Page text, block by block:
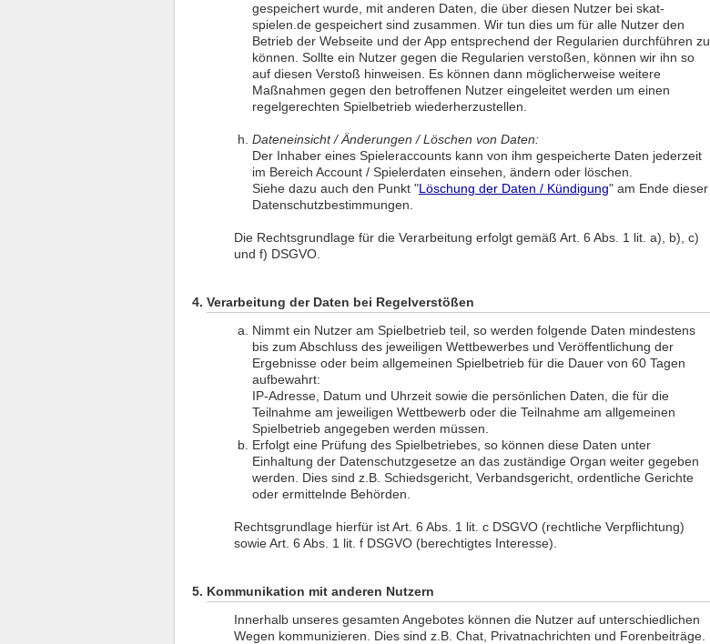
gespeichert wurde, mit anderen Daten, die über diesen Nutzer bei skat-
spielen.de gespeichert sind zusammen. Wir tun dies um für alle Nutzer den
Betrieb der Webseite und der App entsprechend der Regularien durchführen zu
können. Sollte ein Nutzer gegen die Regularien verstoßen, können wir ihn so
auf diesen Verstoß hinweisen. Es können dann möglicherweise weitere
Maßnahmen gegen den betroffenen Nutzer eingeleitet werden um einen
regelgerechten Spielbetrieb wiederherzustellen.
Dateneinsicht / Änderungen / Löschen von Daten:
Der Inhaber eines Spieleraccounts kann von ihm gespeicherte Daten jederzeit
im Bereich Account / Spielerdaten einsehen, ändern oder löschen.
Siehe dazu auch den Punkt "Löschung der Daten / Kündigung" am Ende dieser
Datenschutzbestimmungen.
Die Rechtsgrundlage für die Verarbeitung erfolgt gemäß Art. 6 Abs. 1 lit. a), b), c)
und f) DSGVO.
Verarbeitung der Daten bei Regelverstößen
Nimmt ein Nutzer am Spielbetrieb teil, so werden folgende Daten mindestens
bis zum Abschluss des jeweiligen Wettbewerbes und Veröffentlichung der
Ergebnisse oder beim allgemeinen Spielbetrieb für die Dauer von 60 Tagen
aufbewahrt:
IP-Adresse, Datum und Uhrzeit sowie die persönlichen Daten, die für die
Teilnahme am jeweiligen Wettbewerb oder die Teilnahme am allgemeinen
Spielbetrieb angegeben werden müssen.
Erfolgt eine Prüfung des Spielbetriebes, so können diese Daten unter
Einhaltung der Datenschutzgesetze an das zuständige Organ weiter gegeben
werden. Dies sind z.B. Schiedsgericht, Verbandsgericht, ordentliche Gerichte
oder ermittelnde Behörden.
Rechtsgrundlage hierfür ist Art. 6 Abs. 1 lit. c DSGVO (rechtliche Verpflichtung)
sowie Art. 6 Abs. 1 lit. f DSGVO (berechtigtes Interesse).
Kommunikation mit anderen Nutzern
Innerhalb unseres gesamten Angebotes können die Nutzer auf unterschiedlichen
Wegen kommunizieren. Dies sind z.B. Chat, Privatnachrichten und Forenbeiträge.